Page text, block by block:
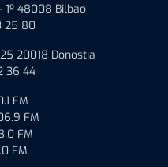
1º 48008 Bilbao
25 80
20018 Donostia
36 44
FM
FM
FM
FM